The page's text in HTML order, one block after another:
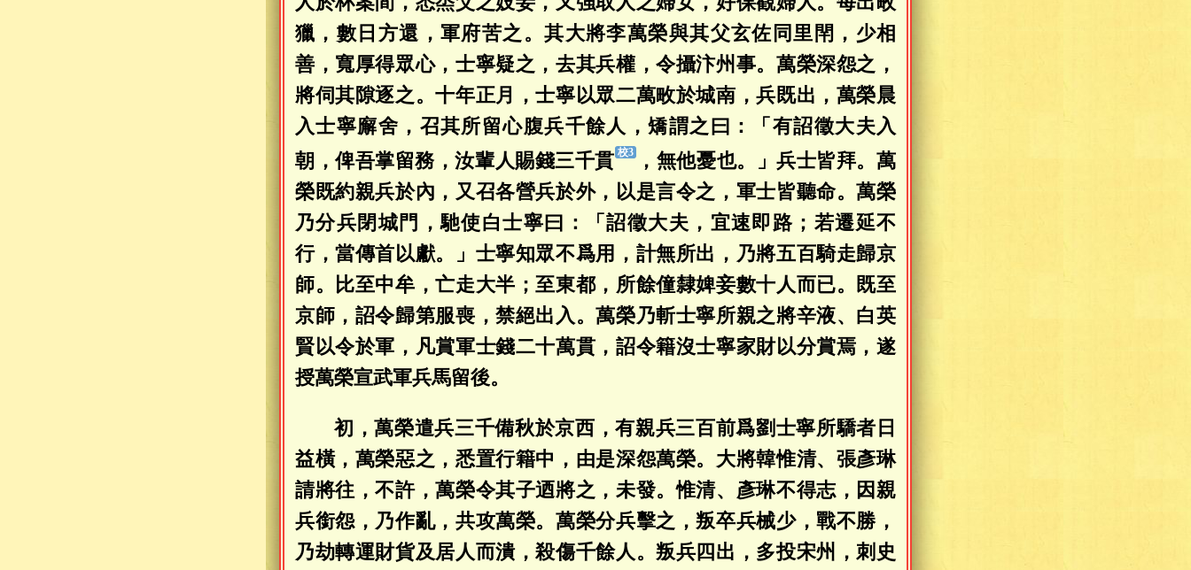
獵，數日方還，軍府苦之。其大將李萬榮與其父玄佐同里閈，少相
善，寬厚得眾心，士寧疑之，去其兵權，令攝汴州事。萬榮深怨之，
將伺其隙逐之。十年正月，士寧以眾二萬畋於城南，兵既出，萬榮晨
入士寧廨舍，召其所留心腹兵千餘人，矯謂之曰：「有詔徵大夫入
朝，俾吾掌留務，汝輩人賜錢三千貫
，無他憂也。」兵士皆拜。萬
榮既約親兵於內，又召各營兵於外，以是言令之，軍士皆聽命。萬榮
乃分兵閉城門，馳使白士寧曰：「詔徵大夫，宜速即路；若遷延不
行，當傳首以獻。」士寧知眾不爲用，計無所出，乃將五百騎走歸京
師。比至中牟，亡走大半；至東都，所餘僮隸婢妾數十人而已。既至
京師，詔令歸第服喪，禁絕出入。萬榮乃斬士寧所親之將辛液、白英
賢以令於軍，凡賞軍士錢二十萬貫，詔令籍沒士寧家財以分賞焉，遂
授萬榮宣武軍兵馬留後。
初，萬榮遣兵三千備秋於京西，有親兵三百前爲劉士寧所驕者日
益橫，萬榮惡之，悉置行籍中，由是深怨萬榮。大將韓惟清、張彥琳
請將往，不許，萬榮令其子迺將之，未發。惟清、彥琳不得志，因親
兵銜怨，乃作亂，共攻萬榮。萬榮分兵擊之，叛卒兵械少，戰不勝，
乃劫轉運財貨及居人而潰，殺傷千餘人。叛兵四出，多投宋州，刺史